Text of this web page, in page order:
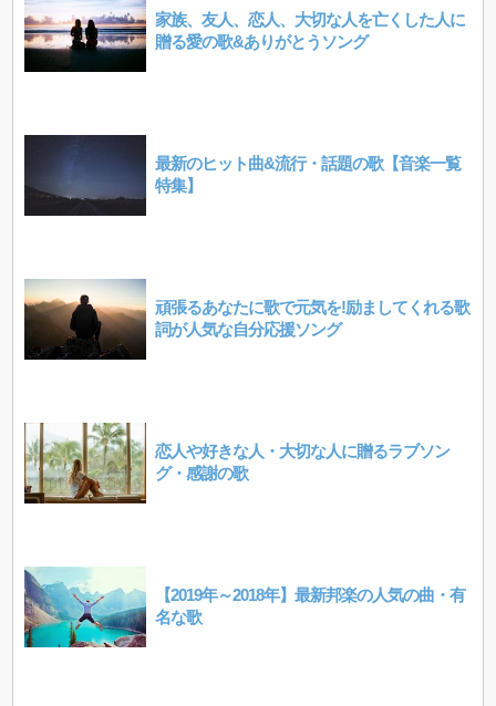
家族、友人、恋人、大切な人を亡くした人に
贈る愛の歌&ありがとうソング
最新のヒット曲&流行・話題の歌【音楽一覧
特集】
頑張るあなたに歌で元気を!励ましてくれる歌
詞が人気な自分応援ソング
恋人や好きな人・大切な人に贈るラブソン
グ・感謝の歌
【2019年～2018年】最新邦楽の人気の曲・有
名な歌